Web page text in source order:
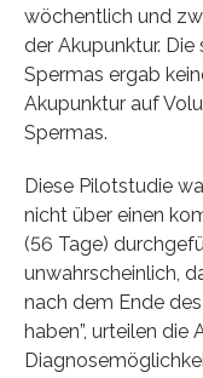
wöchentlich und
der Akupunktur.
Spermas ergab
Akupunktur auf
Spermas.
Diese Pilotstudie
nicht über einen
(56 Tage)
unwahrscheinlich,
nach dem Ende
haben”, urteilen die